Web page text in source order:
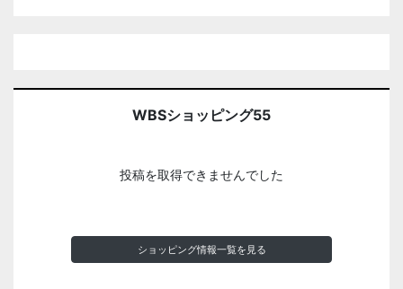
WBSショッピング55
投稿を取得できませんでした
ショッピング情報一覧を見る